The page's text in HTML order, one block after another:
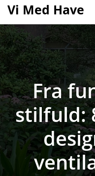
content
Vi Med Have
Fra
stilfuld: